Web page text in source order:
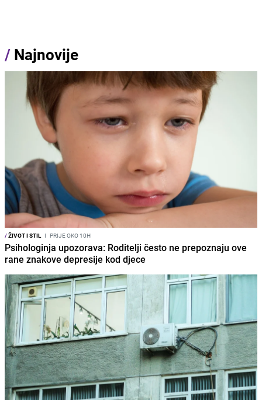
/ Najnovije
/ŽIVOT I STIL I PRIJE OKO 10H
Psihologinja upozorava: Roditelji često ne prepoznaju ove
rane znakove depresije kod djece